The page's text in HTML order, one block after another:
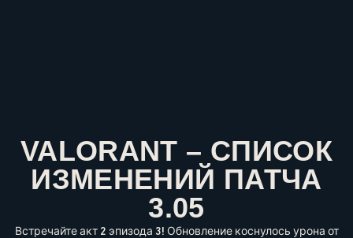
VALORANT – СПИСОК
ИЗМЕНЕНИЙ ПАТЧА
3.05
Встречайте акт 2 эпизода 3! Обновление коснулось урона от